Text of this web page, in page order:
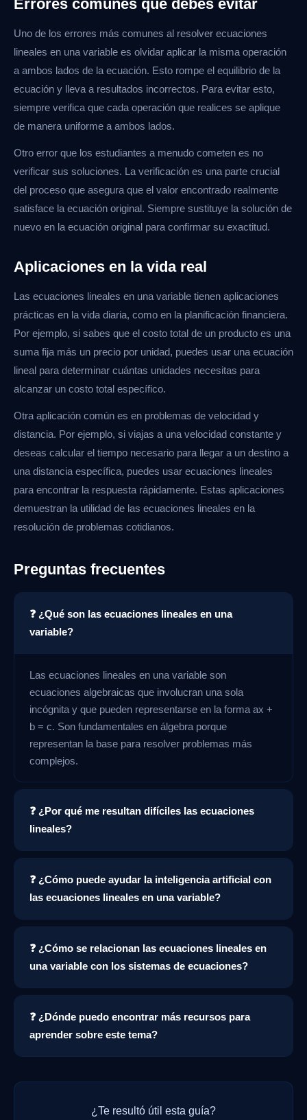
Errores comunes que debes evitar
Uno de los errores más comunes al resolver ecuaciones
lineales en una variable es olvidar aplicar la misma operación
a ambos lados de la ecuación. Esto rompe el equilibrio de la
ecuación y lleva a resultados incorrectos. Para evitar esto,
siempre verifica que cada operación que realices se aplique
de manera uniforme a ambos lados.
Otro error que los estudiantes a menudo cometen es no
verificar sus soluciones. La verificación es una parte crucial
del proceso que asegura que el valor encontrado realmente
satisface la ecuación original. Siempre sustituye la solución de
nuevo en la ecuación original para confirmar su exactitud.
Aplicaciones en la vida real
Las ecuaciones lineales en una variable tienen aplicaciones
prácticas en la vida diaria, como en la planificación financiera.
Por ejemplo, si sabes que el costo total de un producto es una
suma fija más un precio por unidad, puedes usar una ecuación
lineal para determinar cuántas unidades necesitas para
alcanzar un costo total específico.
Otra aplicación común es en problemas de velocidad y
distancia. Por ejemplo, si viajas a una velocidad constante y
deseas calcular el tiempo necesario para llegar a un destino a
una distancia específica, puedes usar ecuaciones lineales
para encontrar la respuesta rápidamente. Estas aplicaciones
demuestran la utilidad de las ecuaciones lineales en la
resolución de problemas cotidianos.
Preguntas frecuentes
❓ ¿Qué son las ecuaciones lineales en una
variable?
Las ecuaciones lineales en una variable son
ecuaciones algebraicas que involucran una sola
incógnita y que pueden representarse en la forma ax +
b = c. Son fundamentales en álgebra porque
representan la base para resolver problemas más
complejos.
❓ ¿Por qué me resultan difíciles las ecuaciones
lineales?
❓ ¿Cómo puede ayudar la inteligencia artificial con
las ecuaciones lineales en una variable?
❓ ¿Cómo se relacionan las ecuaciones lineales en
una variable con los sistemas de ecuaciones?
❓ ¿Dónde puedo encontrar más recursos para
aprender sobre este tema?
¿Te resultó útil esta guía?